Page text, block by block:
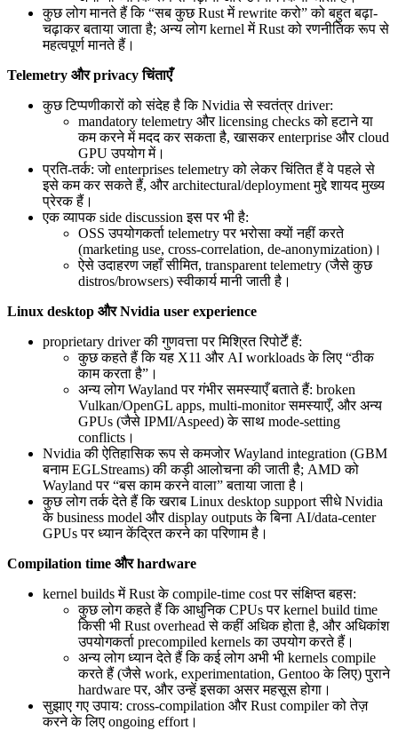
कुछ लोग मानते हैं कि “सब कुछ Rust में rewrite करो” को बहुत बढ़ा-
चढ़ाकर बताया जाता है; अन्य लोग kernel में Rust को रणनीतिक रूप से
महत्वपूर्ण मानते हैं।
Telemetry और privacy चिंताएँ
कुछ टिप्पणीकारों को संदेह है कि Nvidia से स्वतंत्र driver:
mandatory telemetry और licensing checks को हटाने या
कम करने में मदद कर सकता है, खासकर enterprise और cloud
GPU उपयोग में।
प्रति-तर्क: जो enterprises telemetry को लेकर चिंतित हैं वे पहले से
इसे कम कर सकते हैं, और architectural/deployment मुद्दे शायद मुख्य
प्रेरक हैं।
एक व्यापक side discussion इस पर भी है:
OSS उपयोगकर्ता telemetry पर भरोसा क्यों नहीं करते
(marketing use, cross-correlation, de-anonymization)।
ऐसे उदाहरण जहाँ सीमित, transparent telemetry (जैसे कुछ
distros/browsers) स्वीकार्य मानी जाती है।
Linux desktop और Nvidia user experience
proprietary driver की गुणवत्ता पर मिश्रित रिपोर्टें हैं:
कुछ कहते हैं कि यह X11 और AI workloads के लिए “ठीक
काम करता है”।
अन्य लोग Wayland पर गंभीर समस्याएँ बताते हैं: broken
Vulkan/OpenGL apps, multi-monitor समस्याएँ, और अन्य
GPUs (जैसे IPMI/Aspeed) के साथ mode-setting
conflicts।
Nvidia की ऐतिहासिक रूप से कमजोर Wayland integration (GBM
बनाम EGLStreams) की कड़ी आलोचना की जाती है; AMD को
Wayland पर “बस काम करने वाला” बताया जाता है।
कुछ लोग तर्क देते हैं कि खराब Linux desktop support सीधे Nvidia
के business model और display outputs के बिना AI/data-center
GPUs पर ध्यान केंद्रित करने का परिणाम है।
Compilation time और hardware
kernel builds में Rust के compile-time cost पर संक्षिप्त बहस:
कुछ लोग कहते हैं कि आधुनिक CPUs पर kernel build time
किसी भी Rust overhead से कहीं अधिक होता है, और अधिकांश
उपयोगकर्ता precompiled kernels का उपयोग करते हैं।
अन्य लोग ध्यान देते हैं कि कई लोग अभी भी kernels compile
करते हैं (जैसे work, experimentation, Gentoo के लिए) पुराने
hardware पर, और उन्हें इसका असर महसूस होगा।
सुझाए गए उपाय: cross-compilation और Rust compiler को तेज़
करने के लिए ongoing effort।